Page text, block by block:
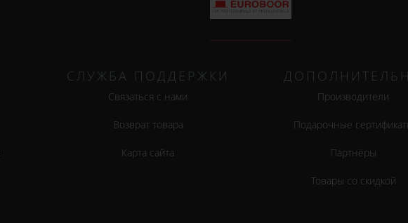
СЛУЖБА ПОДДЕРЖКИ
Связаться с нами
Возврат товара
Карта сайта
Производители
Подарочные
Партнёры
Товары со скидкой